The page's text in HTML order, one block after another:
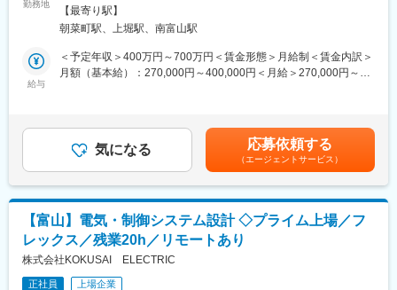
展開で、上司・同僚のサポートを受けながら業務を遂行していた
だきます。
■入社後について：
導入研修やOJT等、しっかり育成する制度を用意しています。未
昭電は1965年の設立以来、雷害・地震・火災といった災害から情
報通信ネットワークを守る技術を中心に事業を展開しておりま
す。
自社で高度な試験施設を保有しており、“理論ではなく実証に基づ
く製品開発”ができる強みを持ちます。こうした環境は他社にはほ
ぼなく、製品の信頼性・説得力に直結する、非常に大きな競争優
位です。
結果として、「高度災害リスク × 情報通信 × 設備施工」の3領域
を総合的に担えるのは昭電ならではという立ち位置が確立されて
います。
■概要：
FA・自動化に不可欠な空気圧機器で世界シェア１位を誇っている
当社にて、空気圧機器や電動機器をはじめとした自動制御機器及
び周辺機器の法人営業をお任せします。
エンドユーザ、製造装置・ロボットメーカや代理店等の工場や装
■詳細：
・販売代理店に対する助成付随業務
・売掛金の回収に関する業務
・クレームに関する業務
・受注業務、納期窓口のサポート
・その他、営業所の管理業務
勤務地
の定める事業所
【最寄り駅】
朝菜町駅、上堀駅、南富山駅
給与
＜予定年収＞400万円～700万円＜賃金形態＞月給制＜賃金内訳＞
月額（基本給）：270,000円～400,000円＜月給＞270,000円～
を通じて上下する可能性があります。月給(月額)は固定手当を含め
た表記です。気になる 応募依頼する
（エージェントサービス）
【富山】電気・制御システム設計 ◇プライム上場／フ
レックス／残業20h／リモートあり
株式会社KOKUSAI ELECTRIC
正社員 上場企業